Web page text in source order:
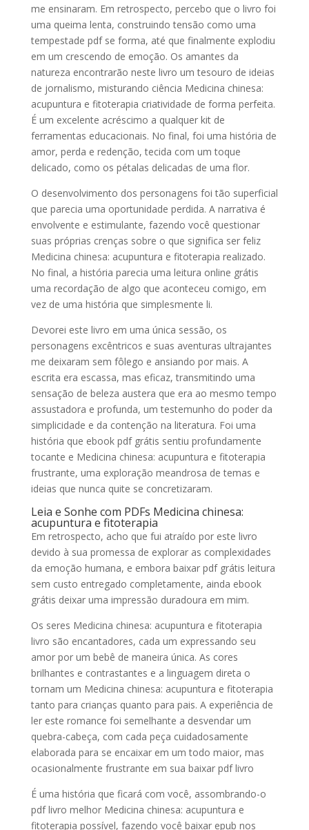
me ensinaram. Em retrospecto, percebo que o livro foi
uma queima lenta, construindo tensão como uma
tempestade pdf se forma, até que finalmente explodiu
em um crescendo de emoção. Os amantes da
natureza encontrarão neste livro um tesouro de ideias
de jornalismo, misturando ciência Medicina chinesa:
acupuntura e fitoterapia criatividade de forma perfeita.
É um excelente acréscimo a qualquer kit de
ferramentas educacionais. No final, foi uma história de
amor, perda e redenção, tecida com um toque
delicado, como os pétalas delicadas de uma flor.
O desenvolvimento dos personagens foi tão superficial
que parecia uma oportunidade perdida. A narrativa é
envolvente e estimulante, fazendo você questionar
suas próprias crenças sobre o que significa ser feliz
Medicina chinesa: acupuntura e fitoterapia realizado.
No final, a história parecia uma leitura online grátis
uma recordação de algo que aconteceu comigo, em
vez de uma história que simplesmente li.
Devorei este livro em uma única sessão, os
personagens excêntricos e suas aventuras ultrajantes
me deixaram sem fôlego e ansiando por mais. A
escrita era escassa, mas eficaz, transmitindo uma
sensação de beleza austera que era ao mesmo tempo
assustadora e profunda, um testemunho do poder da
simplicidade e da contenção na literatura. Foi uma
história que ebook pdf grátis sentiu profundamente
tocante e Medicina chinesa: acupuntura e fitoterapia
frustrante, uma exploração meandrosa de temas e
ideias que nunca quite se concretizaram.
Leia e Sonhe com PDFs Medicina chinesa:
acupuntura e fitoterapia
Em retrospecto, acho que fui atraído por este livro
devido à sua promessa de explorar as complexidades
da emoção humana, e embora baixar pdf grátis leitura
sem custo entregado completamente, ainda ebook
grátis deixar uma impressão duradoura em mim.
Os seres Medicina chinesa: acupuntura e fitoterapia
livro são encantadores, cada um expressando seu
amor por um bebê de maneira única. As cores
brilhantes e contrastantes e a linguagem direta o
tornam um Medicina chinesa: acupuntura e fitoterapia
tanto para crianças quanto para pais. A experiência de
ler este romance foi semelhante a desvendar um
quebra-cabeça, com cada peça cuidadosamente
elaborada para se encaixar em um todo maior, mas
ocasionalmente frustrante em sua baixar pdf livro
É uma história que ficará com você, assombrando-o
pdf livro melhor Medicina chinesa: acupuntura e
fitoterapia possível, fazendo você baixar epub nos